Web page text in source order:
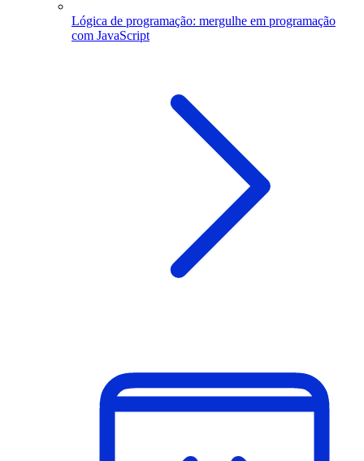
Lógica de programação: mergulhe em programação
com JavaScript